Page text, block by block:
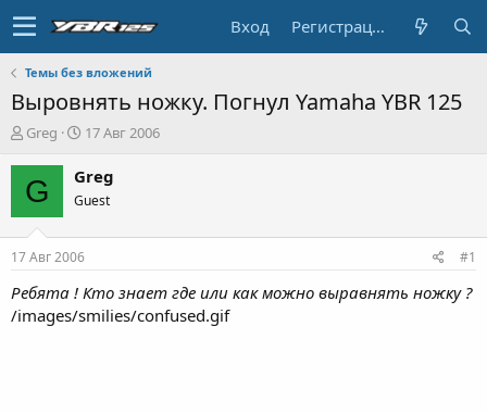
Вход Регистрация
Темы без вложений
Выровнять ножку. Погнул Yamaha YBR 125
А
т
о
е
м
ы
Greg
Д
т
н
л
17 Авг 2006
G Greg
Guest
17 Авг 2006 #1
Ребята ! Кто знает где или как можно выравнять ножку ?
/images/smilies/confused.gif